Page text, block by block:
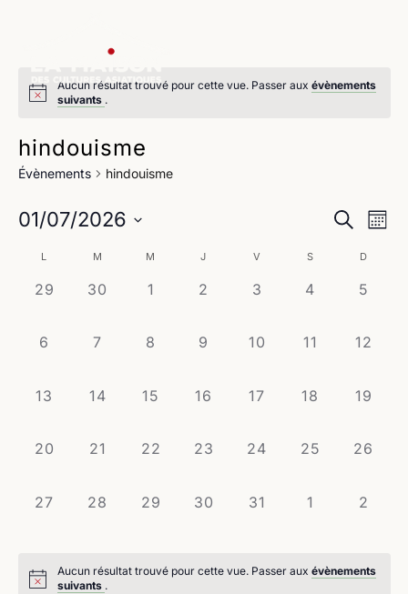
Aucun résultat trouvé pour cette vue. Passer aux évènements
suivants .
hindouisme
Évènements hindouisme
vues
Recherche
Mois
01/07/2026
date.
Calendrier
de
Évènements
L M M J V S D
0
29
0
30
0
1
0
2
0
3
0
4
0
5
0
6
0
7
0
8
0
9
0
10
0
11
0
12
0
13
0
14
0
15
0
16
0
17
0
18
0
19
0
20
0
21
0
22
0
23
0
24
0
25
0
26
0
27
0
28
0
29
0
30
0
31
0
1
0
2
Aucun résultat trouvé pour cette vue. Passer aux évènements
suivants .